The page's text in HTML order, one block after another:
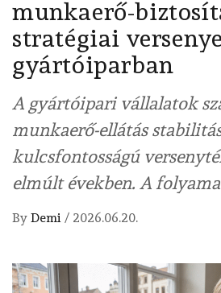
munkaerő-
stratégiai
gyártóiparban
A gyártóipari vállalatok
munkaerő-ellátás
kulcsfontosságú
elmúlt években. A
By Demi / 2026.06.20.